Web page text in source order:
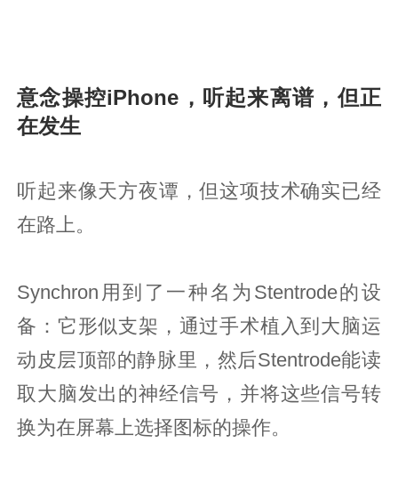
意念操控iPhone，听起来离谱，但正
在发生
听起来像天方夜谭，但这项技术确实已经
在路上。
Synchron用到了一种名为Stentrode的设
备：它形似支架，通过手术植入到大脑运
动皮层顶部的静脉里，然后Stentrode能读
取大脑发出的神经信号，并将这些信号转
换为在屏幕上选择图标的操作。